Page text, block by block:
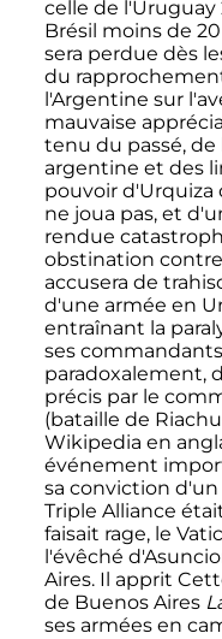
celle de l'Uruguay
Brésil moins de
sera perdue dès
du
l'Argentine sur
mauvaise
tenu du passé,
argentine et des
pouvoir d'Urquiza
ne joua pas, et
rendue
obstination
accusera de
d'une armée en
entraînant la
ses
paradoxalement,
précis par le
(bataille de
Wikipedia en
événement
sa conviction
Triple Alliance
faisait rage, le
l'évêché
Aires. Il apprit
de Buenos Aires
ses armées en